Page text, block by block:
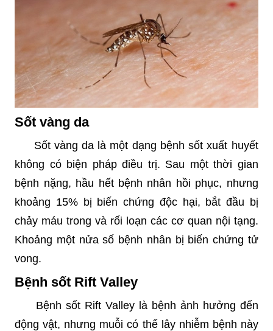
Sốt vàng da
Sốt vàng da là một dạng bệnh sốt xuất huyết
không có biện pháp điều trị. Sau một thời gian
bệnh nặng, hầu hết bệnh nhân hồi phục, nhưng
khoảng 15% bị biến chứng độc hại, bắt đầu bị
chảy máu trong và rối loạn các cơ quan nội tạng.
Khoảng một nửa số bệnh nhân bị biến chứng tử
vong.
Bệnh sốt Rift Valley
Bệnh sốt Rift Valley là bệnh ảnh hưởng đến
động vật, nhưng muỗi có thể lây nhiễm bệnh này